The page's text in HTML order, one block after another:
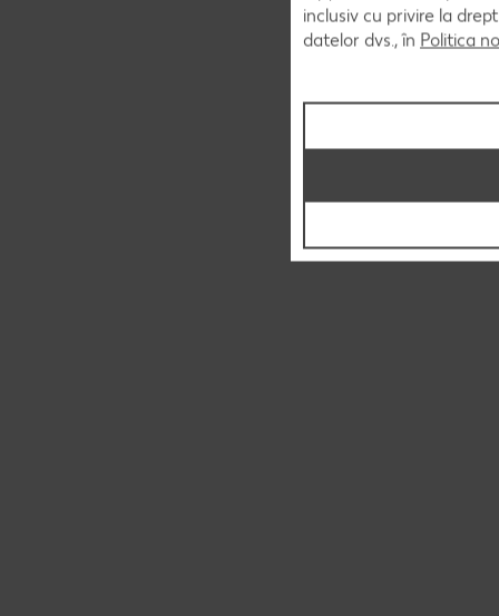
inclusiv cu privire la
datelor dvs., în Politica